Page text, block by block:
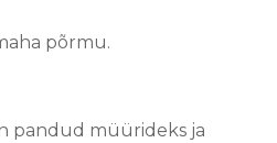
põrmu.
pandud müürideks ja